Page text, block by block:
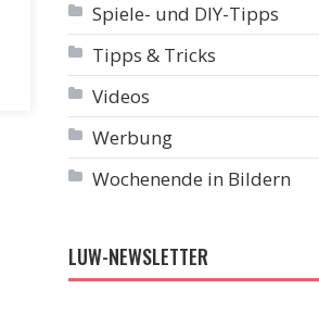
Spiele- und DIY-Tipps
Tipps & Tricks
Videos
Werbung
Wochenende in Bildern
LUW-NEWSLETTER